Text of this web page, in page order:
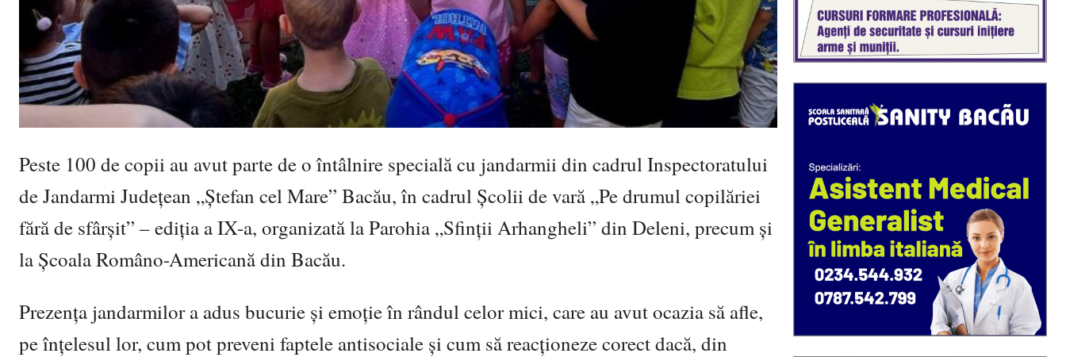
Peste 100 de copii au avut parte de o întâlnire specială cu jandarmii din cadrul Inspectoratului
de Jandarmi Județean „Ștefan cel Mare” Bacău, în cadrul Școlii de vară „Pe drumul copilăriei
fără de sfârșit” – ediția a IX-a, organizată la Parohia „Sfinții Arhangheli” din Deleni, precum și
la Școala Româno-Americană din Bacău.
Prezența jandarmilor a adus bucurie și emoție în rândul celor mici, care au avut ocazia să afle,
pe înțelesul lor, cum pot preveni faptele antisociale și cum să reacționeze corect dacă, din